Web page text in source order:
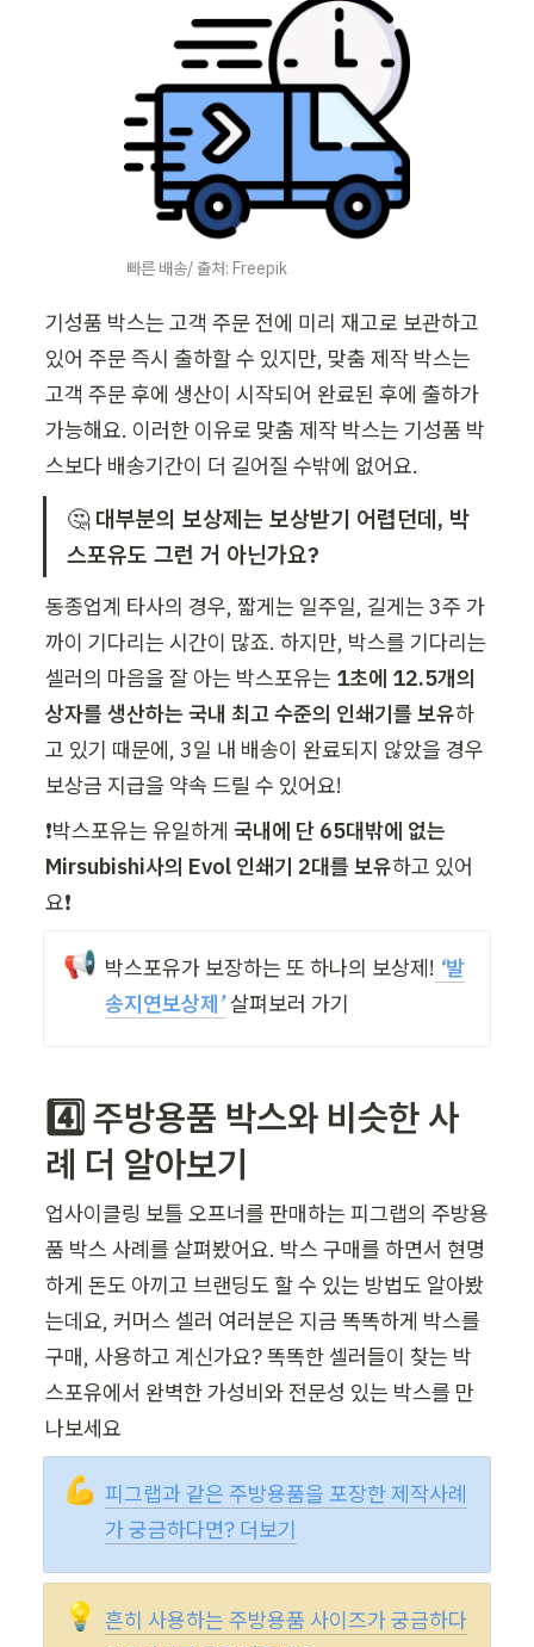
빠른 배송/ 출처: Freepik
기성품 박스는 고객 주문 전에 미리 재고로 보관하고
있어 주문 즉시 출하할 수 있지만, 맞춤 제작 박스는
고객 주문 후에 생산이 시작되어 완료된 후에 출하가
가능해요. 이러한 이유로 맞춤 제작 박스는 기성품 박
스보다 배송기간이 더 길어질 수밖에 없어요.
🤔 대부분의 보상제는 보상받기 어렵던데, 박
스포유도 그런 거 아닌가요?
동종업계 타사의 경우, 짧게는 일주일, 길게는 3주 가
까이 기다리는 시간이 많죠. 하지만, 박스를 기다리는
셀러의 마음을 잘 아는 박스포유는 1초에 12.5개의
상자를 생산하는 국내 최고 수준의 인쇄기를 보유하
고 있기 때문에, 3일 내 배송이 완료되지 않았을 경우
보상금 지급을 약속 드릴 수 있어요!
❗박스포유는 유일하게 국내에 단 65대밖에 없는
Mirsubishi사의 Evol 인쇄기 2대를 보유하고 있어
요❗
📢 박스포유가 보장하는 또 하나의 보상제! ‘발
송지연보상제’ 살펴보러 가기
4️⃣ 주방용품 박스와 비슷한 사
례 더 알아보기
업사이클링 보틀 오프너를 판매하는 피그랩의 주방용
품 박스 사례를 살펴봤어요. 박스 구매를 하면서 현명
하게 돈도 아끼고 브랜딩도 할 수 있는 방법도 알아봤
는데요, 커머스 셀러 여러분은 지금 똑똑하게 박스를
구매, 사용하고 계신가요? 똑똑한 셀러들이 찾는 박
스포유에서 완벽한 가성비와 전문성 있는 박스를 만
나보세요
💪 피그랩과 같은 주방용품을 포장한 제작사례
가 궁금하다면? 더보기
💡 흔히 사용하는 주방용품 사이즈가 궁금하다